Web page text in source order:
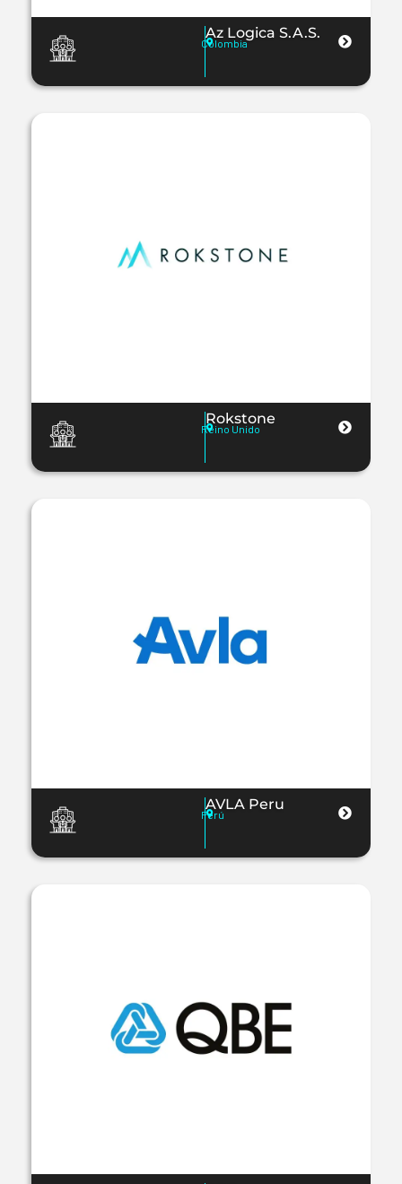
Az Logica S.A.S.
Colombia
Rokstone
Reino Unido
AVLA Peru
Perú